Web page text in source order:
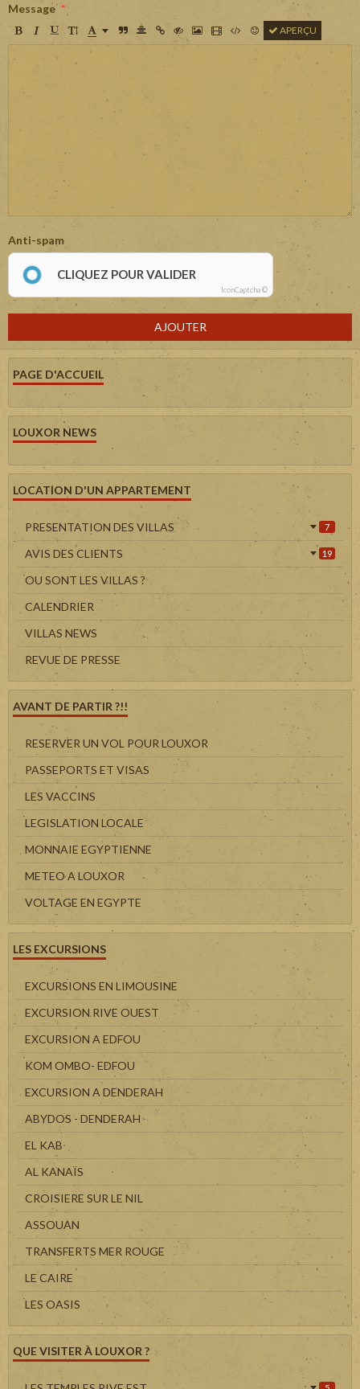
Message
APERÇU
Anti-spam
CLIQUEZ POUR VALIDER
IconCaptcha ©
AJOUTER
PAGE D'ACCUEIL
LOUXOR NEWS
LOCATION D'UN APPARTEMENT
PRESENTATION DES VILLAS 7
AVIS DES CLIENTS 19
OU SONT LES VILLAS ?
CALENDRIER
VILLAS NEWS
REVUE DE PRESSE
AVANT DE PARTIR ?!!
RESERVER UN VOL POUR LOUXOR
PASSEPORTS ET VISAS
LES VACCINS
LEGISLATION LOCALE
MONNAIE EGYPTIENNE
METEO A LOUXOR
VOLTAGE EN EGYPTE
LES EXCURSIONS
EXCURSIONS EN LIMOUSINE
EXCURSION RIVE OUEST
EXCURSION A EDFOU
KOM OMBO- EDFOU
EXCURSION A DENDERAH
ABYDOS - DENDERAH
EL KAB
AL KANAÏS
CROISIERE SUR LE NIL
ASSOUAN
TRANSFERTS MER ROUGE
LE CAIRE
LES OASIS
QUE VISITER À LOUXOR ?